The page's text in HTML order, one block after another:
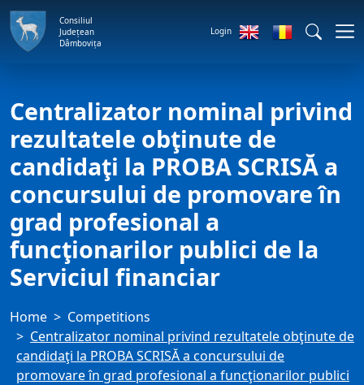
Consiliul
Județean
Dâmbovița
Login
Centralizator nominal privind
rezultatele obţinute de
candidaţi la PROBA SCRISĂ a
concursului de promovare în
grad profesional a
funcţionarilor publici de la
Serviciul financiar
Home
Competitions
Centralizator nominal privind rezultatele obţinute de
candidaţi la PROBA SCRISĂ a concursului de
promovare în grad profesional a funcţionarilor publici